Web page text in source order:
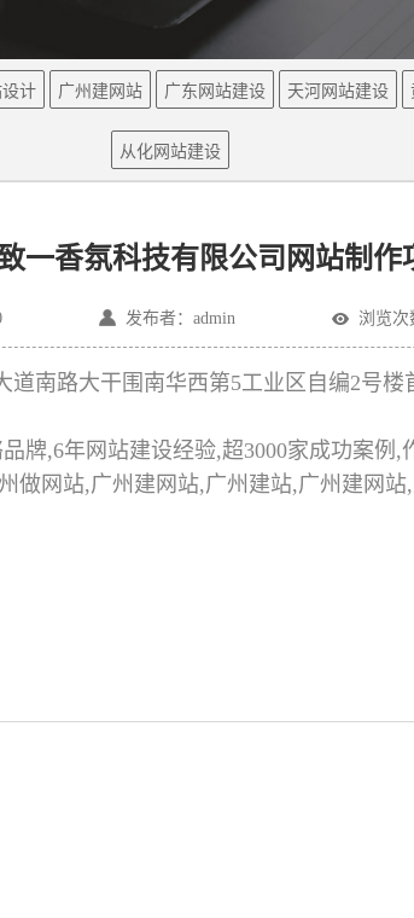
计 广州建网站 广东网站建设 天河网站建设
从化网站建设
一香氛科技有限公司网站制作
发布者：admin 浏览次
南路大干围南华西第5工业区自编2号
,6年网站建设经验,超3000家成功案例
做网站,广州建网站,广州建站,广州建网